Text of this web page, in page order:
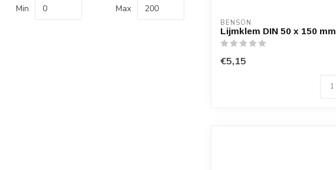
Min Max
BENSON
Lijmklem DIN 50 x 150 mm
€5,15